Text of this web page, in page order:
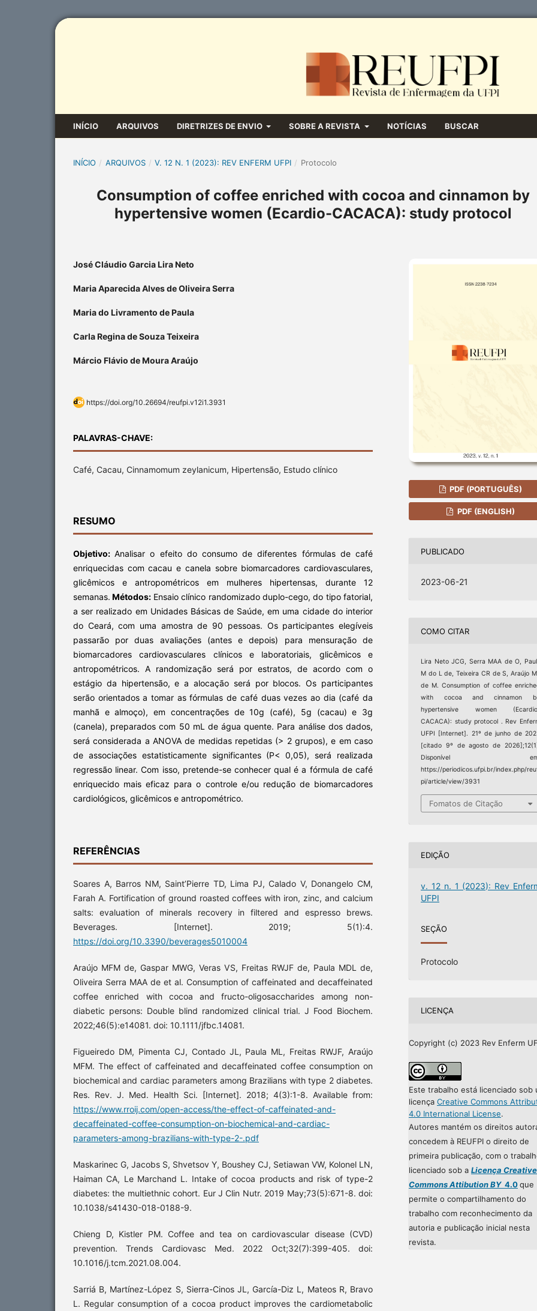
INÍCIO ARQUIVOS DIRETRIZES DE ENVIO SOBRE A REVISTA NOTÍCIAS BUSCAR
INÍCIO / ARQUIVOS / V. 12 N. 1 (2023): REV ENFERM UFPI / Protocolo
Consumption of coffee enriched with cocoa and cinnamon by
hypertensive women (Ecardio-CACACA): study protocol
José Cláudio Garcia Lira Neto
Maria Aparecida Alves de Oliveira Serra
Maria do Livramento de Paula
Carla Regina de Souza Teixeira
Márcio Flávio de Moura Araújo
https://doi.org/10.26694/reufpi.v12i1.3931
PALAVRAS-CHAVE:
Café, Cacau, Cinnamomum zeylanicum, Hipertensão, Estudo clínico
RESUMO
Objetivo:Analisar o efeito do consumo de diferentes fórmulas de café
enriquecidas com cacau e canela sobre biomarcadores cardiovasculares,
glicêmicos e antropométricos em mulheres hipertensas, durante 12
semanas. Métodos: Ensaio clínico randomizado duplo-cego, do tipo fatorial,
a ser realizado em Unidades Básicas de Saúde, em uma cidade do interior
do Ceará, com uma amostra de 90 pessoas. Os participantes elegíveis
passarão por duas avaliações (antes e depois) para mensuração de
biomarcadores cardiovasculares clínicos e laboratoriais, glicêmicos e
antropométricos. A randomização será por estratos, de acordo com o
estágio da hipertensão, e a alocação será por blocos. Os participantes
serão orientados a tomar as fórmulas de café duas vezes ao dia (café da
manhã e almoço), em concentrações de 10g (café), 5g (cacau) e 3g
(canela), preparados com 50 mL de água quente. Para análise dos dados,
será considerada a ANOVA de medidas repetidas (> 2 grupos), e em caso
de associações estatisticamente significantes (P< 0,05), será realizada
regressão linear. Com isso, pretende-se conhecer qual é a fórmula de café
enriquecido mais eficaz para o controle e/ou redução de biomarcadores
cardiológicos, glicêmicos e antropométrico.
REFERÊNCIAS
Soares A, Barros NM, Saint’Pierre TD, Lima PJ, Calado V, Donangelo CM,
Farah A. Fortification of ground roasted coffees with iron, zinc, and calcium
salts: evaluation of minerals recovery in filtered and espresso brews.
Beverages. [Internet]. 2019; 5(1):4.
https://doi.org/10.3390/beverages5010004
Araújo MFM de, Gaspar MWG, Veras VS, Freitas RWJF de, Paula MDL de,
Oliveira Serra MAA de et al. Consumption of caffeinated and decaffeinated
coffee enriched with cocoa and fructo-oligosaccharides among non-
diabetic persons: Double blind randomized clinical trial. J Food Biochem.
2022;46(5):e14081. doi: 10.1111/jfbc.14081.
Figueiredo DM, Pimenta CJ, Contado JL, Paula ML, Freitas RWJF, Araújo
MFM. The effect of caffeinated and decaffeinated coffee consumption on
biochemical and cardiac parameters among Brazilians with type 2 diabetes.
Res. Rev. J. Med. Health Sci. [Internet]. 2018; 4(3):1-8. Available from:
https://www.rroij.com/open-access/the-effect-of-caffeinated-and-
decaffeinated-coffee-consumption-on-biochemical-and-cardiac-
parameters-among-brazilians-with-type-2-.pdf
Maskarinec G, Jacobs S, Shvetsov Y, Boushey CJ, Setiawan VW, Kolonel LN,
Haiman CA, Le Marchand L. Intake of cocoa products and risk of type-2
diabetes: the multiethnic cohort. Eur J Clin Nutr. 2019 May;73(5):671-8. doi:
10.1038/s41430-018-0188-9.
Chieng D, Kistler PM. Coffee and tea on cardiovascular disease (CVD)
prevention. Trends Cardiovasc Med. 2022 Oct;32(7):399-405. doi:
10.1016/j.tcm.2021.08.004.
Sarriá B, Martínez-López S, Sierra-Cinos JL, García-Diz L, Mateos R, Bravo
L. Regular consumption of a cocoa product improves the cardiometabolic
PDF (PORTUGUÊS)
PDF (ENGLISH)
PUBLICADO
2023-06-21
COMO CITAR
Lira Neto JCG, Serra MAA de O,
M do L de, Teixeira CR de S, Araújo
de M. Consumption of coffee
with cocoa and cinnamon
hypertensive women
CACACA): study protocol . Rev
UFPI [Internet]. 21º de junho de
[citado 9º de agosto de
Disponível
https://periodicos.ufpi.br/index.php/
pi/article/view/3931
Fomatos de Citação
EDIÇÃO
v. 12 n. 1 (2023): Rev
UFPI
SEÇÃO
Protocolo
LICENÇA
Copyright (c) 2023 Rev Enferm
Este trabalho está licenciado sob
licença Creative Commons
4.0 International License.
Autores mantém os direitos
concedem à REUFPI o direito de
primeira publicação, com o
licenciado sob a Licença Creative
Commons Attibution BY4.0que
permite o compartilhamento do
trabalho com reconhecimento da
autoria e publicação inicial nesta
revista.